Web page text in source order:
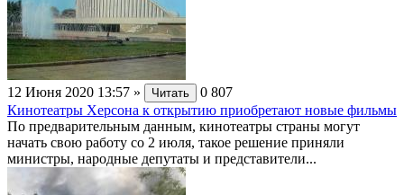
12 Июня 2020 13:57 » Читать 0 807
Кинотеатры Херсона к открытию приобретают новые фильмы
По предварительным данным, кинотеатры страны могут
начать свою работу со 2 июля, такое решение приняли
министры, народные депутаты и представители...